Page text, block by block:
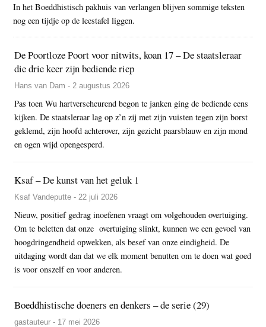
In het Boeddhistisch pakhuis van verlangen blijven sommige teksten
nog een tijdje op de leestafel liggen.
De Poortloze Poort voor nitwits, koan 17 – De staatsleraar
die drie keer zijn bediende riep
Hans van Dam - 2 augustus 2026
Pas toen Wu hartverscheurend begon te janken ging de bediende eens
kijken. De staatsleraar lag op z’n zij met zijn vuisten tegen zijn borst
geklemd, zijn hoofd achterover, zijn gezicht paarsblauw en zijn mond
en ogen wijd opengesperd.
Ksaf – De kunst van het geluk 1
Ksaf Vandeputte - 22 juli 2026
Nieuw, positief gedrag inoefenen vraagt om volgehouden overtuiging.
Om te beletten dat onze overtuiging slinkt, kunnen we een gevoel van
hoogdringendheid opwekken, als besef van onze eindigheid. De
uitdaging wordt dan dat we elk moment benutten om te doen wat goed
is voor onszelf en voor anderen.
Boeddhistische doeners en denkers – de serie (29)
gastauteur - 17 mei 2026